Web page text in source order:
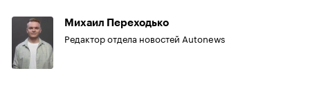
Михаил Переходько
Редактор отдела новостей Autonews